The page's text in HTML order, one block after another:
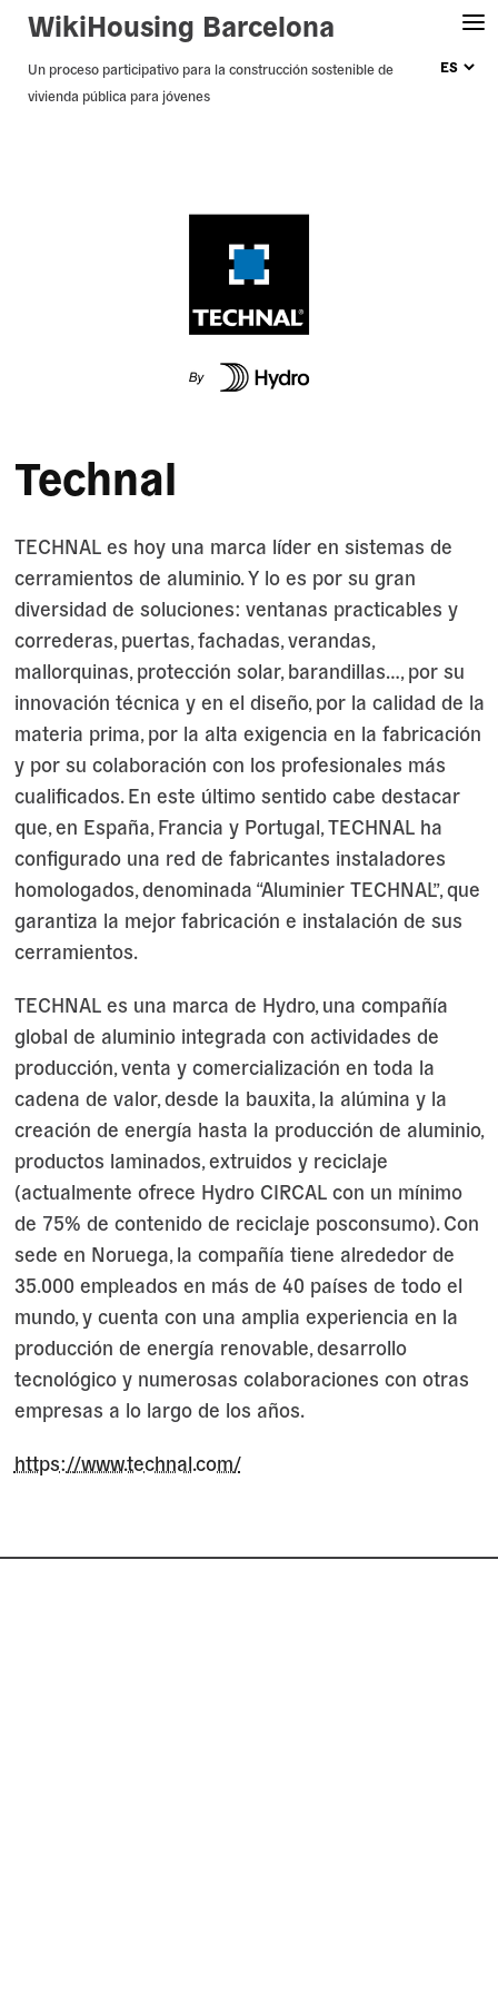
Skip
WikiHousing Barcelona
Un proceso participativo para la construcción sostenible de
vivienda pública para jóvenes
Technal
TECHNAL es hoy una marca líder en sistemas de
cerramientos de aluminio. Y lo es por su gran
diversidad de soluciones: ventanas practicables y
correderas, puertas, fachadas, verandas,
mallorquinas, protección solar, barandillas…, por su
innovación técnica y en el diseño, por la calidad de la
materia prima, por la alta exigencia en la fabricación
y por su colaboración con los profesionales más
cualificados. En este último sentido cabe destacar
que, en España, Francia y Portugal, TECHNAL ha
configurado una red de fabricantes instaladores
homologados, denominada “Aluminier TECHNAL”, que
garantiza la mejor fabricación e instalación de sus
cerramientos.
TECHNAL es una marca de Hydro, una compañía
global de aluminio integrada con actividades de
producción, venta y comercialización en toda la
cadena de valor, desde la bauxita, la alúmina y la
creación de energía hasta la producción de aluminio,
productos laminados, extruidos y reciclaje
(actualmente ofrece Hydro CIRCAL con un mínimo
de 75% de contenido de reciclaje posconsumo). Con
sede en Noruega, la compañía tiene alrededor de
35.000 empleados en más de 40 países de todo el
mundo, y cuenta con una amplia experiencia en la
producción de energía renovable, desarrollo
tecnológico y numerosas colaboraciones con otras
empresas a lo largo de los años.
https://www.technal.com/